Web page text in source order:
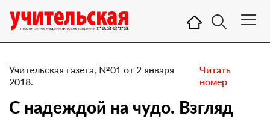
Учительская газета, №01 от 2 января
2018.
Читать
номер
С надеждой на чудо. ​Взгляд